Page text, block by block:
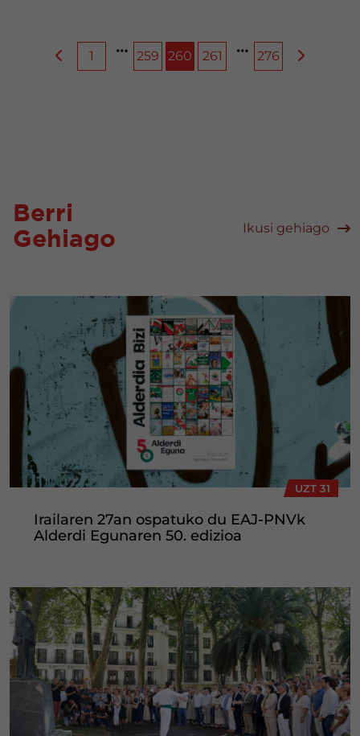
1 259 260 261 276
Berri
Gehiago
Ikusi gehiago
UZT 31
Irailaren 27an ospatuko du EAJ-PNVk
Alderdi Egunaren 50. edizioa